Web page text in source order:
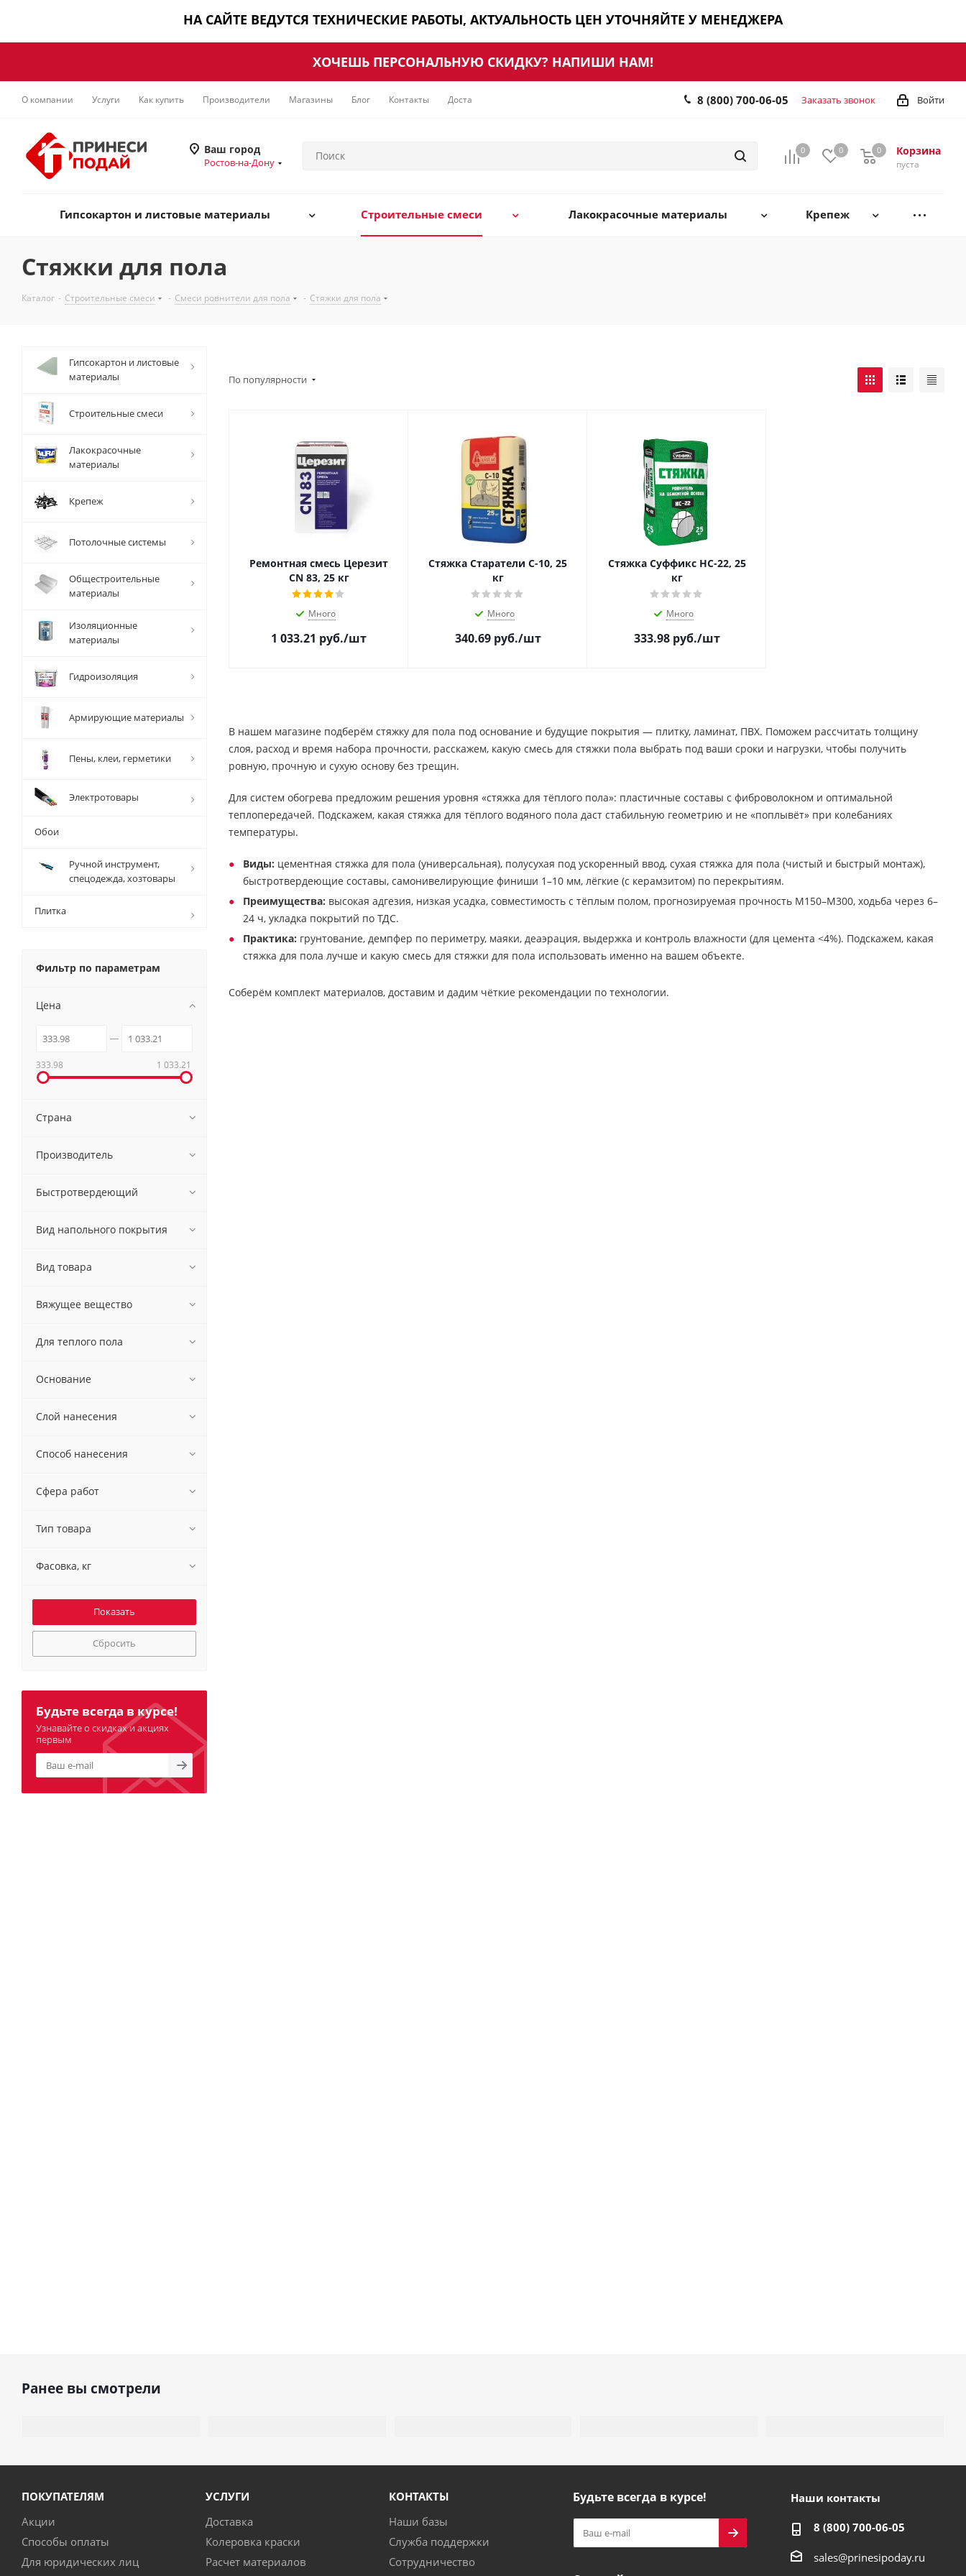
НА САЙТЕ ВЕДУТСЯ ТЕХНИЧЕСКИЕ РАБОТЫ, АКТУАЛЬНОСТЬ ЦЕН УТОЧНЯЙТЕ У МЕНЕДЖЕРА
ХОЧЕШЬ ПЕРСОНАЛЬНУЮ СКИДКУ? НАПИШИ НАМ!
О компании Услуги Как купить Производители Магазины Блог Контакты Доставка Войти
8 (800) 700-06-05 Заказать звонок
Ваш город
Ростов-на-Дону
0 0 Корзина
0
пуста
0
Гипсокартон и листовые материалы Строительные смеси Лакокрасочные материалы Крепеж
Стяжки для пола
Каталог - Строительные смеси - Смеси ровнители для пола - Стяжки для пола
По популярности
Ремонтная смесь Церезит
CN 83, 25 кг
Много
1 033.21 руб./шт
Стяжка Старатели С-10, 25
кг
Много
340.69руб./шт
Стяжка Суффикс НС-22, 25
кг
Много
333.98руб./шт
В нашем магазине подберём стяжку для пола под основание и будущие покрытия — плитку, ламинат, ПВХ. Поможем рассчитать толщину
слоя, расход и время набора прочности, расскажем, какую смесь для стяжки пола выбрать под ваши сроки и нагрузки, чтобы получить
ровную, прочную и сухую основу без трещин.
Для систем обогрева предложим решения уровня «стяжка для тёплого пола»: пластичные составы с фиброволокном и оптимальной
теплопередачей. Подскажем, какая стяжка для тёплого водяного пола даст стабильную геометрию и не «поплывёт» при колебаниях
температуры.
Виды: цементная стяжка для пола (универсальная), полусухая под ускоренный ввод, сухая стяжка для пола (чистый и быстрый монтаж),
быстротвердеющие составы, самонивелирующие финиши 1–10 мм, лёгкие (с керамзитом) по перекрытиям.
Преимущества: высокая адгезия, низкая усадка, совместимость с тёплым полом, прогнозируемая прочность М150–М300, ходьба через 6–
24 ч, укладка покрытий по ТДС.
Практика: грунтование, демпфер по периметру, маяки, деаэрация, выдержка и контроль влажности (для цемента <4%). Подскажем, какая
стяжка для пола лучше и какую смесь для стяжки для пола использовать именно на вашем объекте.
Соберём комплект материалов, доставим и дадим чёткие рекомендации по технологии.
Гипсокартон и листовые
материалы
Строительные смеси
Лакокрасочные
материалы
Крепеж
Потолочные системы
Общестроительные
материалы
Изоляционные
материалы
Гидроизоляция
Армирующие материалы
Пены, клеи, герметики
Электротовары
Обои
Ручной инструмент,
спецодежда, хозтовары
Плитка
Фильтр по параметрам
Цена
333.98 1 033.21
Страна
Производитель
Быстротвердеющий
Вид напольного покрытия
Вид товара
Вяжущее вещество
Для теплого пола
Основание
Слой нанесения
Способ нанесения
Сфера работ
Тип товара
Фасовка, кг
Сбросить
Будьте всегда в курсе!
Узнавайте о скидках и акциях
первым
Ранее вы смотрели
ПОКУПАТЕЛЯМ
Акции
Способы оплаты
Для юридических лиц
УСЛУГИ
Доставка
Колеровка краски
Расчет материалов
КОНТАКТЫ
Наши базы
Служба поддержки
Сотрудничество
Будьте всегда в курсе! Наши контакты
8 (800) 700-06-05
sales@prinesipoday.ru